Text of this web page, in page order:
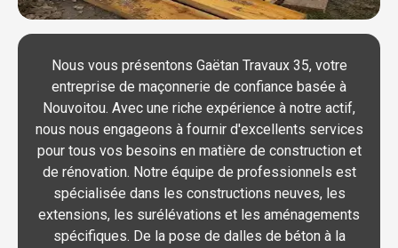
Nous vous présentons Gaëtan Travaux 35, votre
entreprise de maçonnerie de confiance basée à
Nouvoitou. Avec une riche expérience à notre actif,
nous nous engageons à fournir d'excellents services
pour tous vos besoins en matière de construction et
de rénovation. Notre équipe de professionnels est
spécialisée dans les constructions neuves, les
extensions, les surélévations et les aménagements
spécifiques. De la pose de dalles de béton à la